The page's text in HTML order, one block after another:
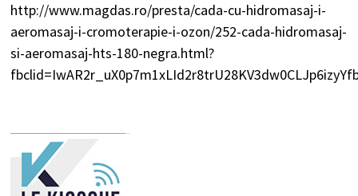
http://www.magdas.ro/presta/cada-cu-hidromasaj-i-
aeromasaj-i-cromoterapie-i-ozon/252-cada-hidromasaj-
si-aeromasaj-hts-180-negra.html?